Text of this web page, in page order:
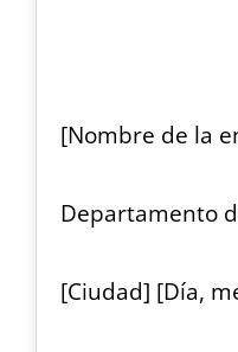
[Nombre de la
Departamento
[Ciudad] [Día,